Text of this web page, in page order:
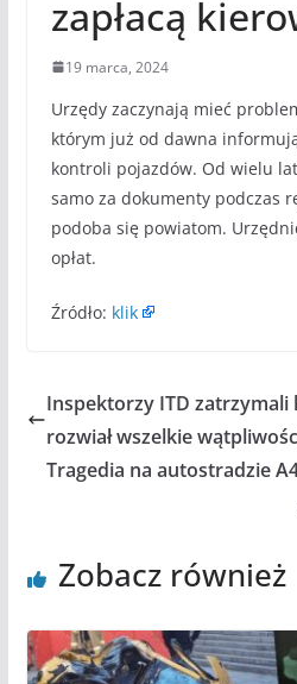
zapłacą
19 marca, 2024
Urzędy zaczynają mieć
którym już od dawna
kontroli pojazdów. Od wielu
samo za dokumenty podczas
podoba się powiatom.
opłat.
Źródło: klik
Inspektorzy ITD zatrzymali
rozwiał wszelkie
Tragedia na autostradzie
Zobacz również